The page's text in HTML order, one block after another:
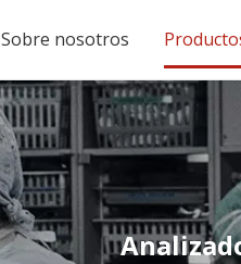
Sobre nosotros